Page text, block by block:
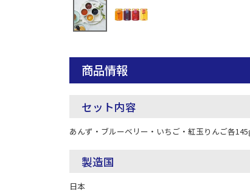
商品情報
セット内容
あんず・ブルーベリー・いちご・紅玉りんご各
製造国
日本